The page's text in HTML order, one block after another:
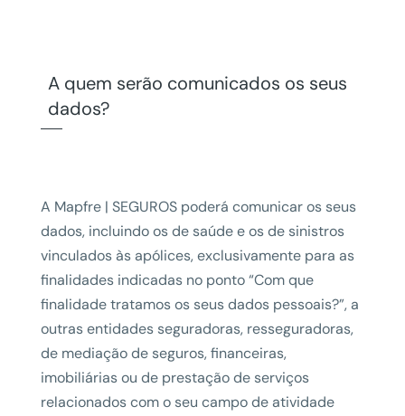
A quem serão comunicados os seus
dados?
A Mapfre | SEGUROS poderá comunicar os seus
dados, incluindo os de saúde e os de sinistros
vinculados às apólices, exclusivamente para as
finalidades indicadas no ponto “Com que
finalidade tratamos os seus dados pessoais?”, a
outras entidades seguradoras, resseguradoras,
de mediação de seguros, financeiras,
imobiliárias ou de prestação de serviços
relacionados com o seu campo de atividade